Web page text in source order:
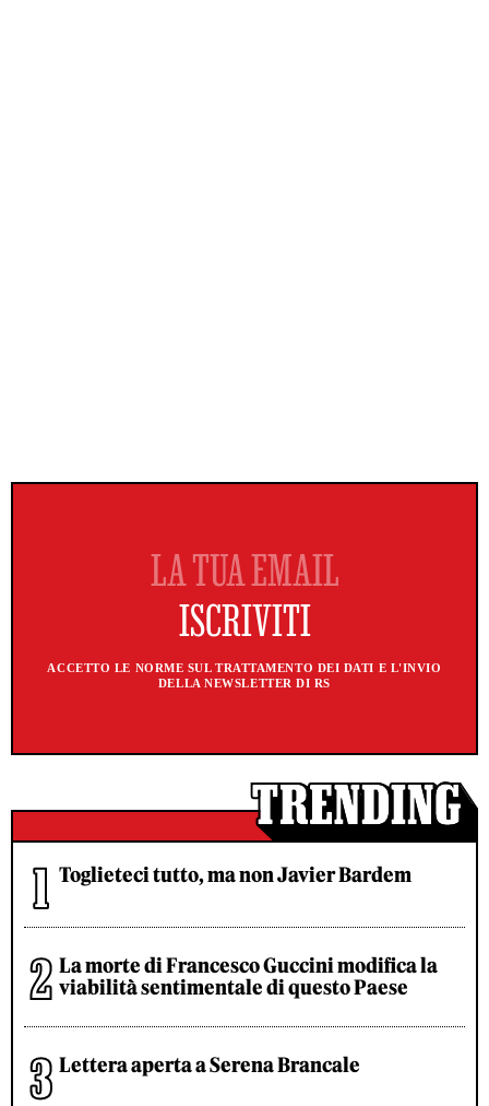
ACCETTO LE NORME SUL TRATTAMENTO DEI DATI E L'INVIO
DELLA NEWSLETTER DI RS
Toglieteci tutto, ma non Javier Bardem
La morte di Francesco Guccini modifica la
viabilità sentimentale di questo Paese
Lettera aperta a Serena Brancale